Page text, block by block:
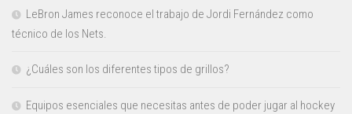
LeBron James reconoce el trabajo de Jordi Fernández como
técnico de los Nets.
¿Cuáles son los diferentes tipos de grillos?
Equipos esenciales que necesitas antes de poder jugar al hockey